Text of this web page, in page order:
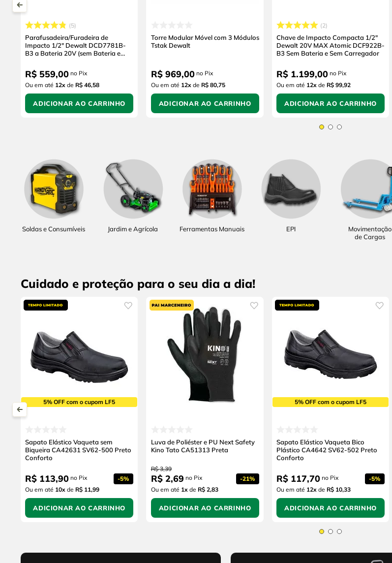
5
Parafusadeira/Furadeira de
Impacto 1/2" Dewalt DCD7781B-
B3 a Bateria 20V (sem Bateria e
R$ 559,00 no Pix
Ou em até 12x de R$ 46,58
ADICIONAR AO CARRINHO
Torre Modular Móvel com 3 Módulos
Tstak Dewalt
R$ 969,00no Pix
Ou em até 12xde R$ 80,75
ADICIONAR AO CARRINHO
2
Chave de Impacto Compacta 1/2"
Dewalt 20V MAX Atomic DCF922B-
B3 Sem Bateria e Sem Carregador
R$ 1.199,00no Pix
Ou em até 12xde R$ 99,92
ADICIONAR AO CARRINHO
Soldas e Consumíveis Jardim e Agrícola Ferramentas Manuais EPI
Movimentação
de Cargas
Cuidado e proteção para o seu dia a dia!
5% OFF com o cupom LF5
Sapato Elástico Vaqueta sem
Biqueira CA42631 SV62-500 Preto
Conforto
R$ 113,90 no Pix -5%
Ou em até 10x de R$ 11,99
ADICIONAR AO CARRINHO
Luva de Poliéster e PU Next Safety
Kino Tato CA51313 Preta
R$ 3,39
R$ 2,69 no Pix -21%
Ou em até 1xde R$ 2,83
ADICIONAR AO CARRINHO
5% OFF com o cupom LF5
Sapato Elástico Vaqueta Bico
Plástico CA4642 SV62-502 Preto
Conforto
R$ 117,70no Pix -5%
Ou em até 12xde R$ 10,33
ADICIONAR AO CARRINHO